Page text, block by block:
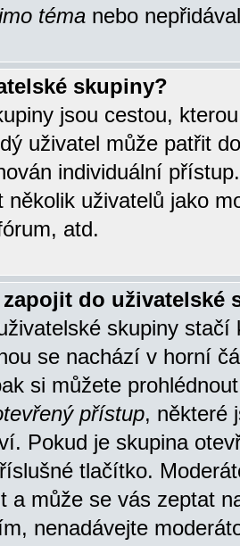
téma nebo
skupiny?
jsou cestou,
uživatel může patřit
individuální
několik uživatelů jako
atd.
do uživatelské
skupiny
se nachází v horní
si můžete
přístup, některé
Pokud je skupina
tlačítko.
a může se vás zeptat
nenadávejte